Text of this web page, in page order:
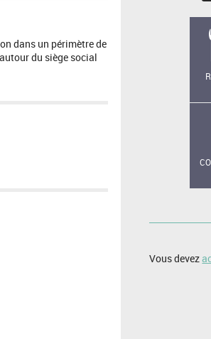
dans un périmètre de
du siège social
Vous devez